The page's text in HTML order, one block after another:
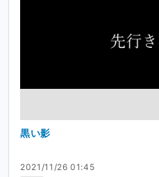
2021/11/26 01:45
黒い影